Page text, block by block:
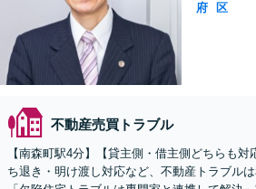
府
区
不動産売買トラブル
【南森町駅4分】【貸主側・借主側どちらも
ち退き・明け渡し対応など、不動産トラブル